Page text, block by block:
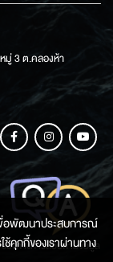
มู่ 3 ต.คลองห้า
ช่องทางการสอบถามข้อมูล
พื่อพัฒนาประสบการณ์
คุกกี้ของเราผ่านทาง